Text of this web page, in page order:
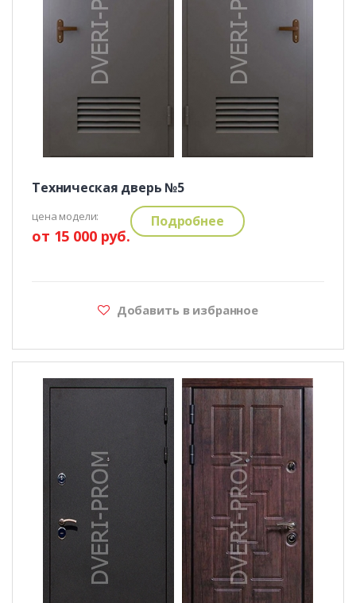
Техническая дверь №5
цена модели:
от 15 000 руб.
Подробнее
Добавить в избранное